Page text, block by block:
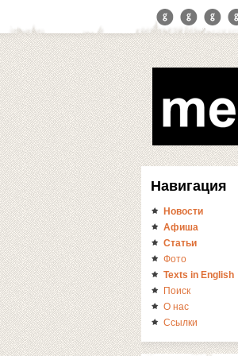
Навигация
Новости
Афиша
Статьи
Фото
Texts in English
Поиск
О нас
Ссылки